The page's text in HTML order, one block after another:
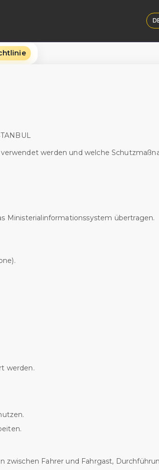
werden und welche
Ministerialinformationssystem übertragen.
werden.
Fahrer und Fahrgast,